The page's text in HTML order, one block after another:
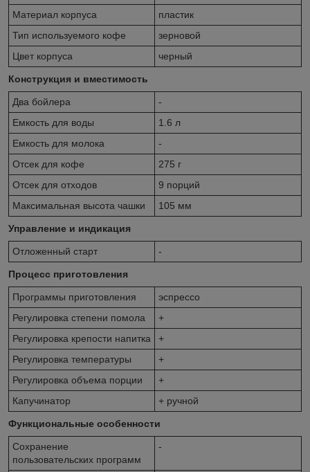
Материал корпуса
пластик
Тип используемого кофе
зерновой
Цвет корпуса
черный
Конструкция и вместимость
Два бойлера
-
Емкость для воды
1.6 л
Емкость для молока
-
Отсек для кофе
275 г
Отсек для отходов
9 порций
Максимальная высота чашки
105 мм
Управление и индикация
Отложенный старт -
Процесс приготовления
Программы приготовления
эспрессо
Регулировка степени помола
+
Регулировка крепости напитка
+
Регулировка температуры
+
Регулировка объема порции
+
Капучинатор
+ ручной
Функциональные особенности
Сохранение
пользовательских программ
-